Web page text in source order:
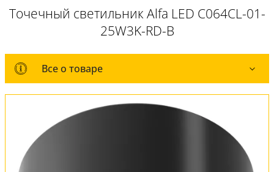
Точечный светильник Alfa LED C064CL-01-
25W3K-RD-B
Все о товаре
Все о товаре
Комплект лампочек